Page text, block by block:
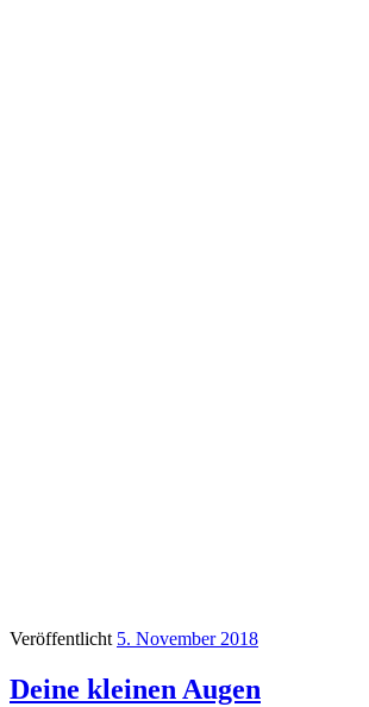
Veröffentlicht 5. November 2018
Deine kleinen Augen